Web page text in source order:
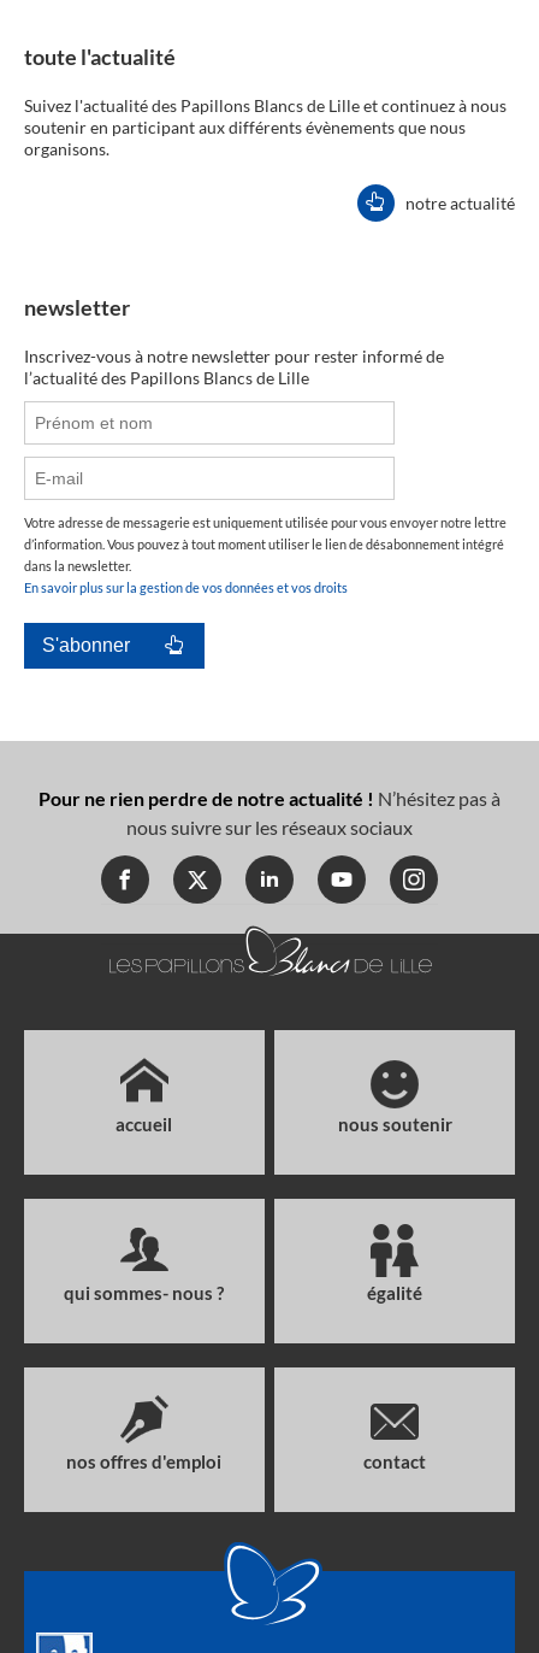
toute l'actualité
Suivez l'actualité des Papillons Blancs de Lille et continuez à nous
soutenir en participant aux différents évènements que nous
organisons.
notre actualité
newsletter
Inscrivez-vous à notre newsletter pour rester informé de
l’actualité des Papillons Blancs de Lille
Votre adresse de messagerie est uniquement utilisée pour vous envoyer notre lettre
d’information. Vous pouvez à tout moment utiliser le lien de désabonnement intégré
dans la newsletter.
En savoir plus sur la gestion de vos données et vos droits
Pour ne rien perdre de notre actualité ! N’hésitez pas à
nous suivre sur les réseaux sociaux
accueil nous soutenir
qui sommes- nous ? égalité
nos offres d'emploi contact